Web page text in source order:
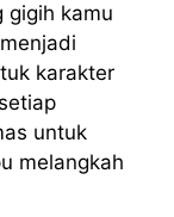
gigih kamu
karakter
untuk
melangkah